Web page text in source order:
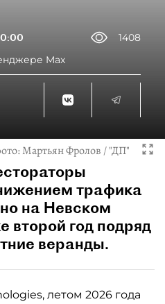
1408
Max
Мартьян Фролов / "ДП"
трафика
на Невском
второй год подряд
веранды.
летом 2026 года